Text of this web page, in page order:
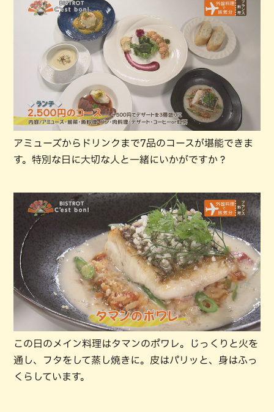
アミューズからドリンクまで7品のコースが堪能できま
す。特別な日に大切な人と一緒にいかがですか？
この日のメイン料理はタマンのポワレ。じっくりと火を
通し、フタをして蒸し焼きに。皮はパリッと、身はふっ
くらしています。